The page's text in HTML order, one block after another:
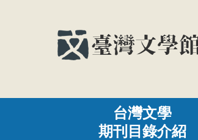
台灣文學
期刊目錄介紹